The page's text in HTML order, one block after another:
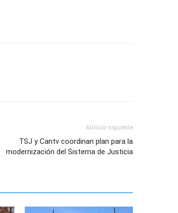
Artículo siguiente
TSJ y Cantv coordinan plan para la
modernización del Sistema de Justicia